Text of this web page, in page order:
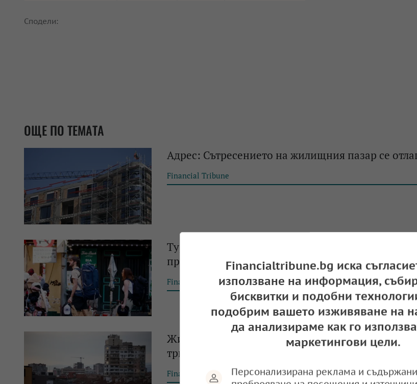
Сподели:
ОЩЕ ПО ТЕМАТА
Адрес: Сътресението на жилищния пазар се
Financial Tribune
Tуристическият бум при краткосрочното
продължава
Financial Tribune
Жилищата у нас са поскъпнали с близо 15% за
тримесечие на 2026 г.
Financial Tribune
Financialtribune.bg иска
използване на информация,
бисквитки и подобни
подобрим вашето изживяване на
да анализираме как го
маркетингови цели.
Персонализирана реклама и